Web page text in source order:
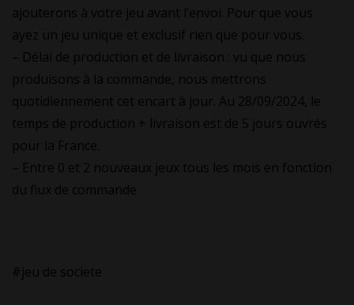
ajouterons à votre jeu avant l’envoi. Pour que vous
ayez un jeu unique et exclusif rien que pour vous.
– Délai de production et de livraison : vu que nous
produisons à la commande, nous mettrons
quotidiennement cet encart à jour. Au 28/09/2024, le
temps de production + livraison est de 5 jours ouvrés
pour la France.
– Entre 0 et 2 nouveaux jeux tous les mois en fonction
du flux de commande
#jeu de societe